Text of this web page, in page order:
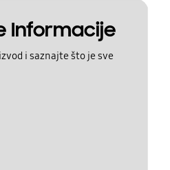
Informacije
i saznajte što je sve